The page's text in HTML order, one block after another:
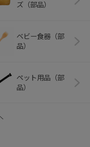
ズ（部品）
ベビー食器（部
品）
ペット用品（部
品）